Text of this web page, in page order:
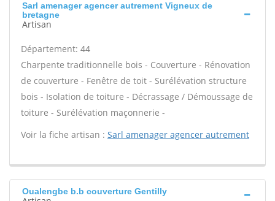
Sarl amenager agencer autrement Vigneux de
bretagne
Artisan
Département: 44
Charpente traditionnelle bois - Couverture - Rénovation
de couverture - Fenêtre de toit - Surélévation structure
bois - Isolation de toiture - Décrassage / Démoussage de
toiture - Surélévation maçonnerie -
Voir la fiche artisan : Sarl amenager agencer autrement
Oualengbe b.b couverture Gentilly